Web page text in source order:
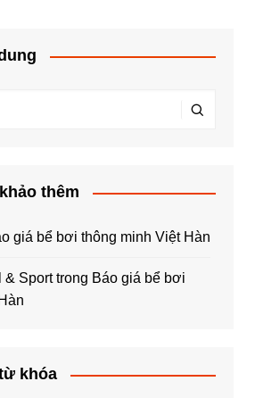
thêm
giá bể bơi thông minh Việt Hàn
& Sporttrong Báo giá bể bơi
khóa